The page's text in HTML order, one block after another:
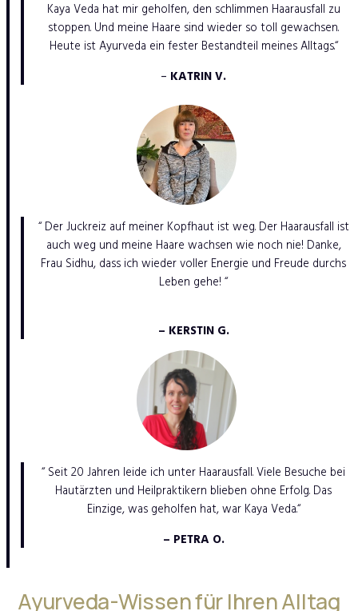
Kaya Veda hat mir geholfen, den schlimmen Haarausfall zu
stoppen. Und meine Haare sind wieder so toll gewachsen.
Heute ist Ayurveda ein fester Bestandteil meines Alltags.“
– KATRIN V.
“ Der Juckreiz auf meiner Kopfhaut ist weg. Der Haarausfall ist
auch weg und meine Haare wachsen wie noch nie! Danke,
Frau Sidhu, dass ich wieder voller Energie und Freude durchs
Leben gehe! “
– KERSTIN G.
“ Seit 20 Jahren leide ich unter Haarausfall. Viele Besuche bei
Hautärzten und Heilpraktikern blieben ohne Erfolg. Das
Einzige, was geholfen hat, war Kaya Veda.“
– PETRA O.
Ayurveda-Wissen für Ihren Alltag